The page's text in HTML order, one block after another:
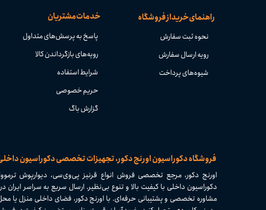
​​فروشگاه دکوراسیون اورنج دکور، تجهیزات تخصصی دکوراسیون
راهنمای خرید از فروشگاه
نحوه ثبت سفارش
رویه ارسال سفارش
شیوه‌های پرداخت
خدمات مشتریان
پاسخ به پرسش‌های متداول
رویه‌های بازگرداندن کالا
شرایط استفاده
حریم خصوصی
گزارش باگ
اورنج دکور، مرجع تخصصی فروش انواع قرنیز پی‌وی‌سی، دیوارپوش
مشاوره تخصصی و پشتیبانی حرفه‌ای. با اورنج دکور، فضای داخلی منزل یا